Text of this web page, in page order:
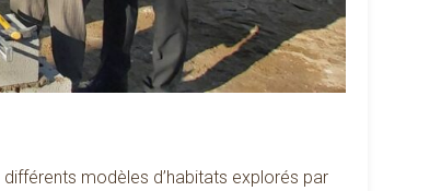
modèles d’habitats explorés par